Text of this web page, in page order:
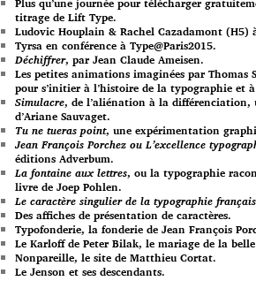
titrage de Lift Type.
Ludovic Houplain & Rachel Cazadamont (H5)
Tyrsa en conférence à Type@Paris2015.
Déchiffrer, par Jean Claude Ameisen.
Les petites animations imaginées par Thomas
pour s’initier à l’histoire de la typographie et à
Simulacre, de l’aliénation à la différenciation,
d’Ariane Sauvaget.
Tu ne tueras point, une expérimentation
Jean François Porchez ou L’excellence
éditions Adverbum.
La fontaine aux lettres, ou la typographie
livre de Joep Pohlen.
Le caractère singulier de la typographie
Des affiches de présentation de caractères.
Typofonderie, la fonderie de Jean François
Le Karloff de Peter Bilak, le mariage de la
Nonpareille, le site de Matthieu Cortat.
Le Jenson et ses descendants.